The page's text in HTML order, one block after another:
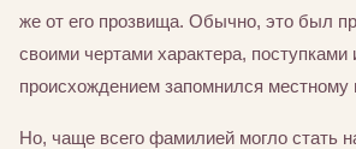
же от его прозвища. Обычно, это был
своими чертами характера, поступками
происхождением запомнился местному
Но, чаще всего фамилией могло стать